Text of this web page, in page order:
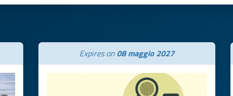
Expires on 08 maggio 2027